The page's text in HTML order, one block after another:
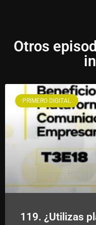
Otros
PRIMERO DIGITAL
119. ¿Utilizas